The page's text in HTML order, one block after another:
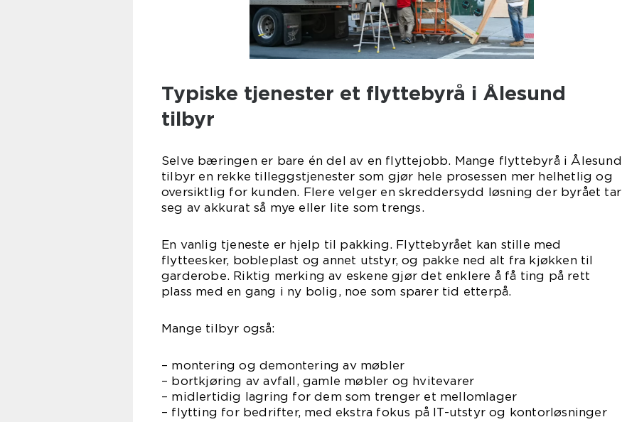
Typiske tjenester et flyttebyrå i Ålesund
tilbyr
Selve bæringen er bare én del av en flyttejobb. Mange flyttebyrå i Ålesund
tilbyr en rekke tilleggstjenester som gjør hele prosessen mer helhetlig og
oversiktlig for kunden. Flere velger en skreddersydd løsning der byrået tar
seg av akkurat så mye eller lite som trengs.
En vanlig tjeneste er hjelp til pakking. Flyttebyrået kan stille med
flytteesker, bobleplast og annet utstyr, og pakke ned alt fra kjøkken til
garderobe. Riktig merking av eskene gjør det enklere å få ting på rett
plass med en gang i ny bolig, noe som sparer tid etterpå.
Mange tilbyr også:
– montering og demontering av møbler
– bortkjøring av avfall, gamle møbler og hvitevarer
– midlertidig lagring for dem som trenger et mellomlager
– flytting for bedrifter, med ekstra fokus på IT-utstyr og kontorløsninger